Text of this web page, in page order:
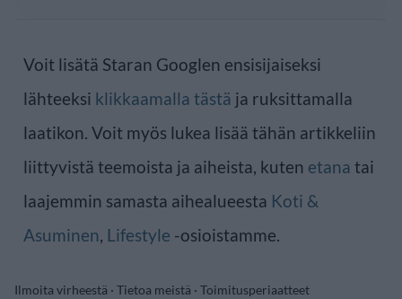
Voit lisätä Staran Googlen ensisijaiseksi
lähteeksi klikkaamalla tästä ja ruksittamalla
laatikon. Voit myös lukea lisää tähän artikkeliin
liittyvistä teemoista ja aiheista, kuten etana tai
laajemmin samasta aihealueesta Koti &
Asuminen, Lifestyle -osioistamme.
Ilmoita virheestä · Tietoa meistä · Toimitusperiaatteet